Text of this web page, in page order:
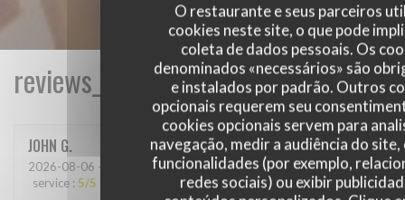
O restaurante e seus parceiros
cookies neste site, o que pode
coleta de dados pessoais. Os
denominados «necessários» são
e instalados por padrão. Outros
opcionais requerem seu
cookies opcionais servem para
navegação, medir a audiência do
funcionalidades (por exemplo,
redes sociais) ou exibir
JOHN G
2026-08-06 - 12:30 - guests 3
service : 5/5 menu: 5/5 quality_price: 5/5